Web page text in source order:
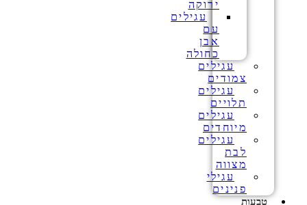
ירוקה
עגילים
עם
אבן
כחולה
עגילים
צמודים
עגילים
תלויים
עגילים
מיוחדים
עגילים
לבת
מצווה
עגילי
פנינים
טבעות